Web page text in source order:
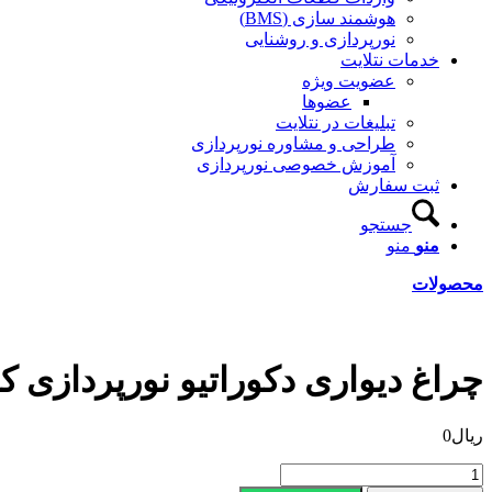
هوشمند سازی (BMS)
نورپردازی و روشنایی
خدمات نتلایت
عضویت ویژه
عضوها
تبلیغات در نتلایت
طراحی و مشاوره نورپردازی
آموزش خصوصی نورپردازی
ثبت سفارش
جستجو
منو منو
محصولات
چراغ دیواری دکوراتیو نورپردازی کد
ریال0
چراغ